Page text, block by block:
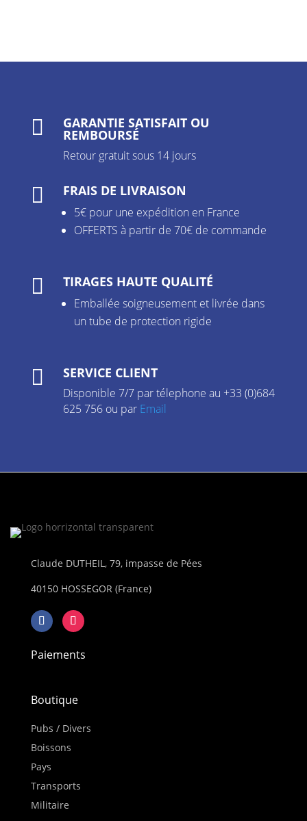
 GARANTIE SATISFAIT OU
REMBOURSÉ
Retour gratuit sous 14 jours
 FRAIS DE LIVRAISON
5€ pour une expédition en France
OFFERTS à partir de 70€ de commande
 TIRAGES HAUTE QUALITÉ
Emballée soigneusement et livrée dans
un tube de protection rigide
 SERVICE CLIENT
Disponible 7/7 par télephone au +33 (0)684
625 756 ou par Email
Claude DUTHEIL, 79, impasse de Pées
40150 HOSSEGOR (France)
Paiements
Boutique
Pubs / Divers
Boissons
Pays
Transports
Militaire